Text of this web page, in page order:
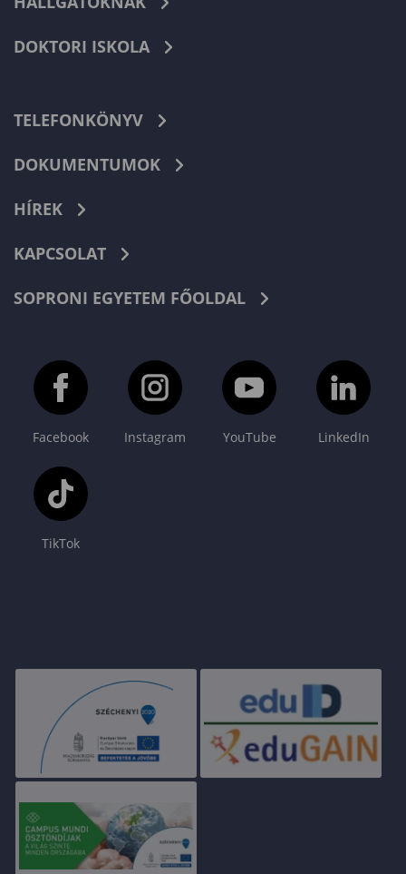
DOKTORI ISKOLA
TELEFONKÖNYV
DOKUMENTUMOK
HÍREK
KAPCSOLAT
SOPRONI EGYETEM FŐOLDAL
Facebook Instagram YouTube LinkedIn
TikTok